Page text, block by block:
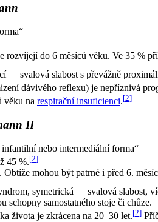
rozvíjejí do 6 měsíců věku. Ve 35 %
svalová slabost s převážně
dávivého reflexu) je nepříznivá
věku na respirační insuficienci.[2]
II
nebo intermediální forma“
45 %.[2]
mohou být patrné i před 6.
symetrická svalová slabost,
schopny samostatného stoje či chůze.
života je zkrácena na 20–30 let.[2]